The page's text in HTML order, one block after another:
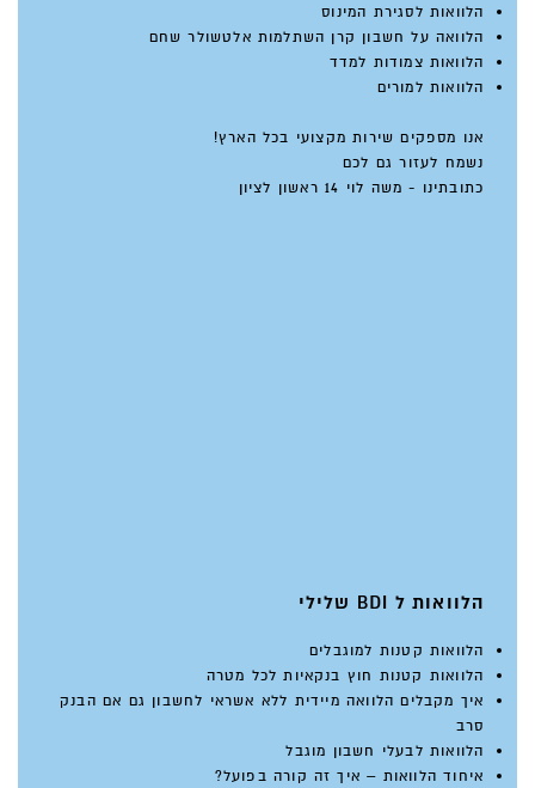
הלוואות לסגירת המינוס
הלוואה על חשבון קרן השתלמות אלטשולר שחם
הלוואות צמודות למדד
הלוואות למורים
אנו מספקים שירות מקצועי בכל הארץ!
נשמח לעזור גם לכם
כתובתינו - משה לוי 14 ראשון לציון
הלוואות ל BDI שלילי
הלוואות קטנות למוגבלים
הלוואות קטנות חוץ בנקאיות לכל מטרה
איך מקבלים הלוואה מיידית ללא אשראי לחשבון גם אם הבנק
סרב
הלוואות לבעלי חשבון מוגבל
איחוד הלוואות – איך זה קורה בפועל?